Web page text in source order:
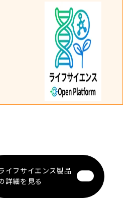
イフサイエンス製品
詳細を見る